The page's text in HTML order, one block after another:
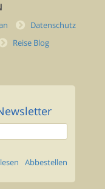
Datenschutz
Reise Blog
Abbestellen